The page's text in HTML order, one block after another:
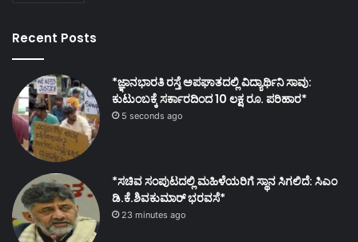
Recent Posts
*ಜ್ಞಾನಭಾರತಿ ರಸ್ತೆ ಅಪಘಾತದಲ್ಲಿ ವಿದ್ಯಾರ್ಥಿನಿ ಸಾವು:
ಕುಟುಂಬಕ್ಕೆ ಸರ್ಕಾರದಿಂದ 10 ಲಕ್ಷ ರೂ. ಪರಿಹಾರ*
5 seconds ago
*ಸಚಿವ ಸಂಪುಟದಲ್ಲಿ ಮಹಿಳೆಯರಿಗೆ ಸ್ಥಾನ ಸಿಗಲಿದೆ: ಸಿಎಂ
ಡಿ.ಕೆ.ಶಿವಕುಮಾರ್ ಭರವಸೆ*
23 minutes ago